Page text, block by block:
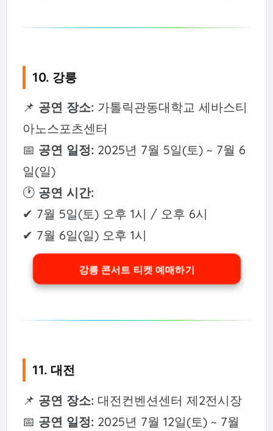
10. 강릉
📌 공연 장소: 가톨릭관동대학교 세바스티
아노스포츠센터
📅 공연 일정: 2025년 7월 5일(토) ~ 7월 6
일(일)
🕐 공연 시간:
✔ 7월 5일(토) 오후 1시 / 오후 6시
✔ 7월 6일(일) 오후 1시
강릉 콘서트 티켓 예매하기
11. 대전
📌 공연 장소: 대전컨벤션센터 제2전시장
📅 공연 일정: 2025년 7월 12일(토) ~ 7월